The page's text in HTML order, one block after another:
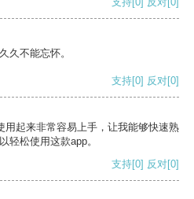
久不能忘怀。
支持[0] 反对[0]
用起来非常容易上手，让我能够快速熟
轻松使用这款app。
支持[0] 反对[0]